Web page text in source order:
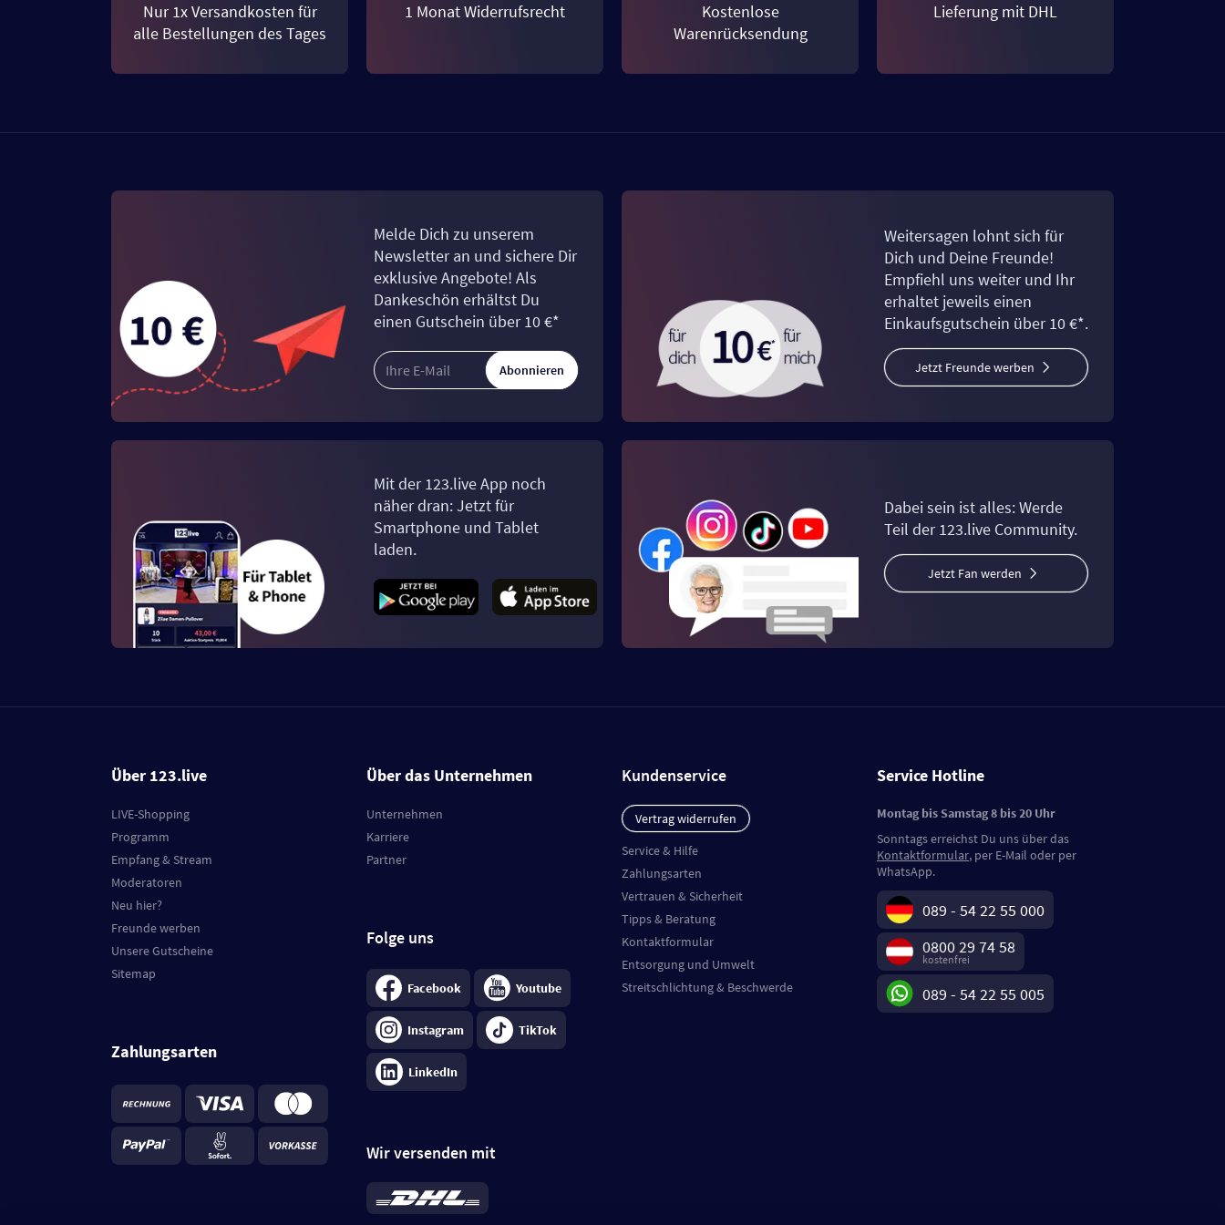
Nur 1x Versandkosten für
alle Bestellungen des Tages
1 Monat Widerrufsrecht
Kostenlose
Warenrücksendung
Lieferung mit DHL
Melde Dich zu unserem
Newsletter an und sichere Dir
exklusive Angebote! Als
Dankeschön erhältst Du
einen Gutschein über 10 €*
Abonnieren
Weitersagen lohnt sich für
Dich und Deine Freunde!
Empfiehl uns weiter und Ihr
erhaltet jeweils einen
Einkaufsgutschein über 10 €*.
Jetzt Freunde werben
Mit der 123.live App noch
näher dran: Jetzt für
Smartphone und Tablet
laden.
Dabei sein ist alles: Werde
Teil der 123.live Community.
Jetzt Fan werden
Über 123.live
LIVE-Shopping
Programm
Empfang & Stream
Moderatoren
Neu hier?
Freunde werben
Unsere Gutscheine
Sitemap
Zahlungsarten
Über das Unternehmen
Unternehmen
Karriere
Partner
Folge uns
Facebook Youtube
Instagram TikTok
LinkedIn
Wir versenden mit
Kundenservice
Vertrag widerrufen
Service & Hilfe
Zahlungsarten
Vertrauen & Sicherheit
Tipps & Beratung
Kontaktformular
Entsorgung und Umwelt
Streitschlichtung & Beschwerde
Service Hotline
Montag bis Samstag 8 bis 20 Uhr
Sonntags erreichst Du uns über das
Kontaktformular, per E-Mail oder per
WhatsApp.
089 - 54 22 55 000
0800 29 74 58
kostenfrei
089 - 54 22 55 005